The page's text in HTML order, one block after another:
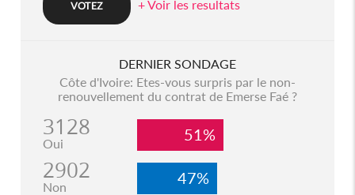
+ Voir les resultats
DERNIER SONDAGE
Côte d'Ivoire: Etes-vous surpris par le non-
renouvellement du contrat de Emerse Faé ?
3128
Oui 51%
2902
Non 47%